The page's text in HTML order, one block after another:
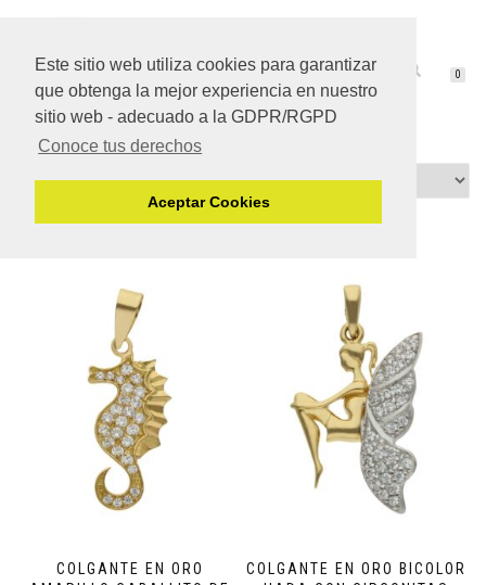
Este sitio web utiliza cookies para garantizar
que obtenga la mejor experiencia en nuestro
sitio web - adecuado a la GDPR/RGPD
Conoce tus derechos
Aceptar Cookies
CAMBIAR
NAVEGACIÓN
0
COLGANTE EN ORO
COLGANTE EN ORO BICOLOR